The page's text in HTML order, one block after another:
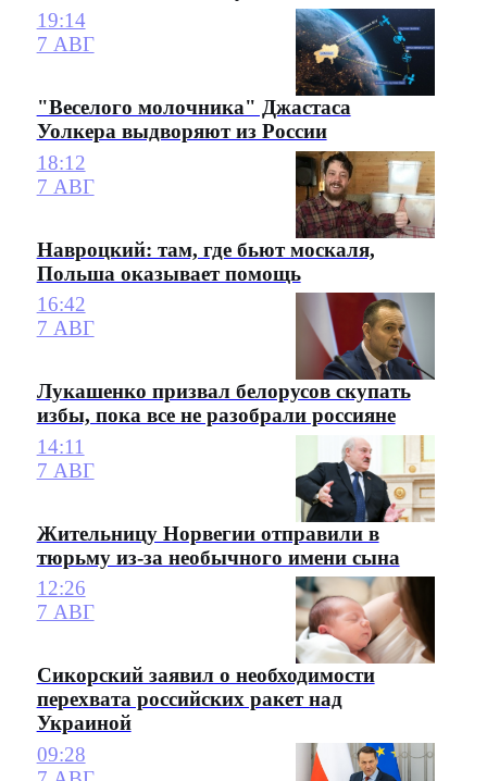
19:14
7 АВГ
"Веселого молочника" Джастаса
Уолкера выдворяют из России
18:12
7 АВГ
Навроцкий: там, где бьют москаля,
Польша оказывает помощь
16:42
7 АВГ
Лукашенко призвал белорусов скупать
избы, пока все не разобрали россияне
14:11
7 АВГ
Жительницу Норвегии отправили в
тюрьму из-за необычного имени сына
12:26
7 АВГ
Сикорский заявил о необходимости
перехвата российских ракет над
Украиной
09:28